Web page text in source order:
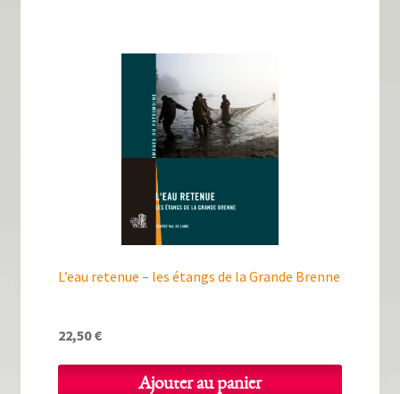
L’eau retenue – les étangs de la Grande Brenne
22,50€
Ajouter au panier